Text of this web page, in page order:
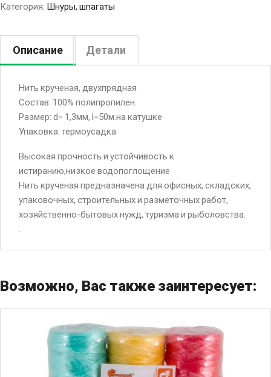
Категория: Шнуры, шпагаты
Описание Детали
Нить крученая, двухпрядная
Состав: 100% полипропилен.
Размер: d= 1,3мм, l=50м.на катушке
Упаковка: термоусадка
Высокая прочность и устойчивость к
истиранию,низкое водопоглощение
Нить крученая предназначена для офисных, складских,
упаковочных, строительных и разметочных работ,
хозяйственно-бытовых нужд, туризма и рыболовства.
.
Возможно, Вас также заинтересует: